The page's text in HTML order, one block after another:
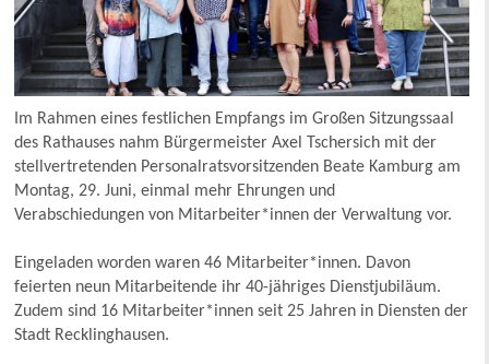
Im Rahmen eines festlichen Empfangs im Großen Sitzungssaal
des Rathauses nahm Bürgermeister Axel Tschersich mit der
stellvertretenden Personalratsvorsitzenden Beate Kamburg am
Montag, 29. Juni, einmal mehr Ehrungen und
Verabschiedungen von Mitarbeiter*innen der Verwaltung vor.
Eingeladen worden waren 46 Mitarbeiter*innen. Davon
feierten neun Mitarbeitende ihr 40-jähriges Dienstjubiläum.
Zudem sind 16 Mitarbeiter*innen seit 25 Jahren in Diensten der
Stadt Recklinghausen.